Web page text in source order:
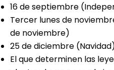
16 de septiembre
Tercer lunes de
de noviembre)
25 de diciembre
El que determinen las